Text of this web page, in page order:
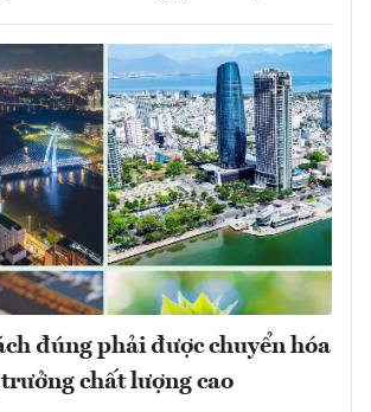
đúng phải được chuyển hóa
chất lượng cao